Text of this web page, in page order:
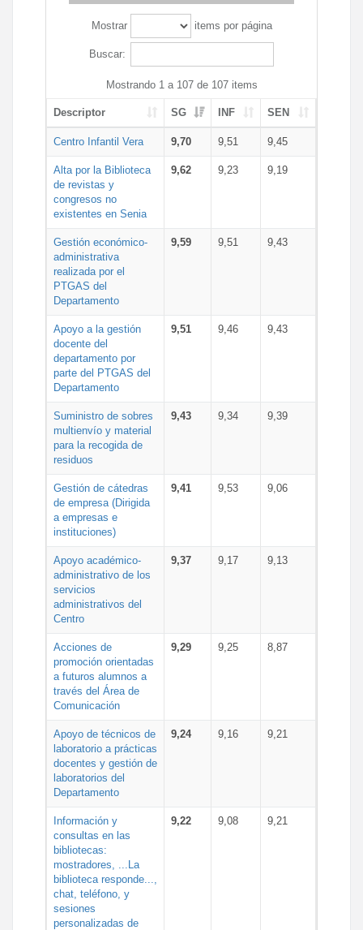
Mostrar items por página
Buscar:
Mostrando 1 a 107 de 107 items
Descriptor SG INF SEN
Centro Infantil Vera 9,70 9,51 9,45
Alta por la Biblioteca
de revistas y
congresos no
existentes en Senia
9,62 9,23 9,19
Gestión económico-
administrativa
realizada por el
PTGAS del
Departamento
9,59 9,51 9,43
Apoyo a la gestión
docente del
departamento por
parte del PTGAS del
Departamento
9,51 9,46 9,43
Suministro de sobres
multienvío y material
para la recogida de
residuos
9,43 9,34 9,39
Gestión de cátedras
de empresa (Dirigida
a empresas e
instituciones)
9,41 9,53 9,06
Apoyo académico-
administrativo de los
servicios
administrativos del
Centro
9,37 9,17 9,13
Acciones de
promoción orientadas
a futuros alumnos a
través del Área de
Comunicación
9,29 9,25 8,87
Apoyo de técnicos de
laboratorio a prácticas
docentes y gestión de
laboratorios del
Departamento
9,24 9,16 9,21
Información y
consultas en las
bibliotecas:
mostradores, ...La
biblioteca responde...,
chat, teléfono, y
sesiones
personalizadas de
9,22 9,08 9,21